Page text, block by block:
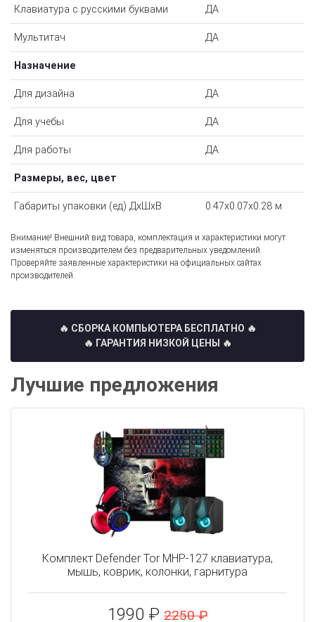
Клавиатура с русскими буквами ДА
Мультитач ДА
Назначение
Для дизайна ДА
Для учебы ДА
Для работы ДА
Размеры, вес, цвет
Габариты упаковки (ед) ДхШхВ 0.47x0.07x0.28 м
Внимание! Внешний вид товара, комплектация и характеристики могут
изменяться производителем без предварительных уведомлений.
Проверяйте заявленные характеристики на официальных сайтах
производителей.
🔥 СБОРКА КОМПЬЮТЕРА БЕСПЛАТНО 🔥
🔥 ГАРАНТИЯ НИЗКОЙ ЦЕНЫ 🔥
Лучшие предложения
Комплект Defender Tor MHP-127 клавиатура,
мышь, коврик, колонки, гарнитура
1990 ₽ 2250 ₽